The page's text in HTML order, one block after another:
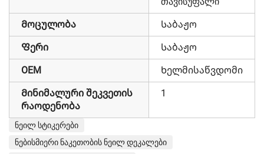
Მოცულობა Საბაჟო
Ფერი Საბაჟო
OEM Ხელმისაწვდომი
Მინიმალური შეკვეთის
რაოდენობა
1
ნეილ სტიკერები
ნებისმიერი ნაკეთობის ნეილ დეკალები